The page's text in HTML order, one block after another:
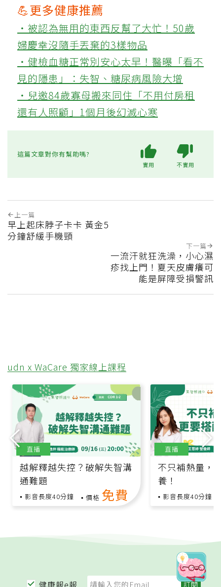
💪更多健康推薦
‧被認為無用的東西反幫了大忙！50歲
婦慶幸沒隨手丟棄的3樣物品
‧健檢血糖正常別安心太早！醫曝「看不
見的隱患」：失智、糖尿病風險大增
‧兒邀84歲寡母搬來同住「不用付房租
還有人照顧」1個月後幻滅心寒
這篇文章對你有幫助嗎?
實用 不實用
上一篇
早上起床脖子卡卡 黃金5
分鐘舒緩手機頸
下一篇
一流汗就狂洗澡，小心濕
疹找上門！夏天皮膚癢可
能是屏障受損警訊
udn x WaCare 獨家線上課程
越解釋越失控？破解失智溝
通難題
影音長度40分鐘 價格 免費
直播
不只補熱量，
養！
影音長度40分鐘
直播
健康報e報